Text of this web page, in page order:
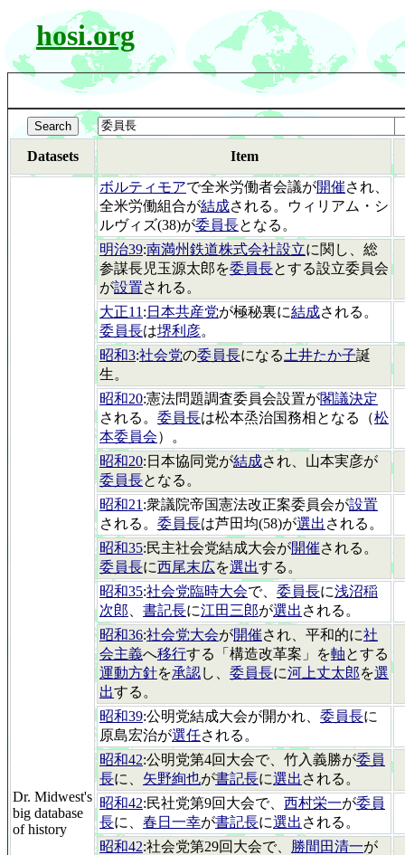
hosi.org
Datasets Item
Dr. Midwest's
big database
of history
ボルティモアで全米労働者会議が開催され、
全米労働組合が結成される。ウィリアム・シ
ルヴィズ(38)が委員長となる。
明治39:南満州鉄道株式会社設立に関し、総
参謀長児玉源太郎を委員長とする設立委員会
が設置される。
大正11 : 日本共産党が極秘裏に結成される。
委員長は堺利彦。
昭和3:社会党の委員長になる土井たか子誕
生。
昭和20:憲法問題調査委員会設置が閣議決定
される。 委員長は松本烝治国務相となる（松
本委員会）。
昭和20:日本協同党が結成され、山本実彦が
委員長となる。
昭和21 :衆議院帝国憲法改正案委員会が設置
される。 委員長は芦田均(58)が選出 される。
昭和35:民主社会党結成大会が開催される。
委員長に西尾末広を選出する。
昭和35:社会党臨時大会で、 委員長に浅沼稲
次郎
書記長に江田三郎が選出 される。
昭和36:社会党大会が開催され、平和的に社
会主義へ移行する「構造改革案」を軸とする
運動方針を承認し、 委員長に河上丈太郎を選
出する。
昭和39:公明党結成大会が開かれ、 委員長に
原島宏治が選任される。
昭和42:公明党第4回大会で、竹入義勝が委員
長に、 矢野絢也が書記長に選出 される。
昭和42:民社党第9回大会で、 西村栄一が委員
長に、 春日一幸が書記長に選出 される。
昭和42:社会党第29回大会で、 勝間田清一が